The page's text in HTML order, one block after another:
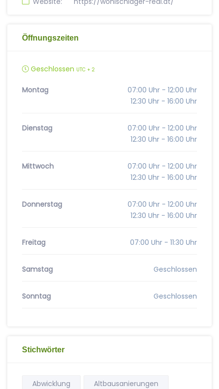
Öffnungszeiten
Geschlossen UTC + 2
Montag
07:00 Uhr - 12:00 Uhr
12:30 Uhr - 16:00 Uhr
Dienstag
07:00 Uhr - 12:00 Uhr
12:30 Uhr - 16:00 Uhr
Mittwoch
07:00 Uhr - 12:00 Uhr
12:30 Uhr - 16:00 Uhr
Donnerstag
07:00 Uhr - 12:00 Uhr
12:30 Uhr - 16:00 Uhr
Freitag 07:00 Uhr - 11:30 Uhr
Samstag Geschlossen
Sonntag Geschlossen
Stichwörter
Abwicklung
Altbausanierungen